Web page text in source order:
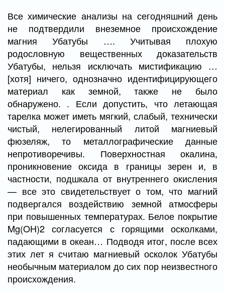
Все химические анализы на сегодняшний день
не подтвердили внеземное происхождение
магния Убатубы …. Учитывая плохую
родословную вещественных доказательств
Убатубы, нельзя исключать мистификацию …
[хотя] ничего, однозначно идентифицирующего
материал как земной, также не было
обнаружено. . Если допустить, что летающая
тарелка может иметь мягкий, слабый, технически
чистый, нелегированный литой магниевый
фюзеляж, то металлографические данные
непротиворечивы. Поверхностная окалина,
проникновение оксида в границы зерен и, в
частности, подшкала от внутреннего окисления
— все это свидетельствует о том, что магний
подвергался воздействию земной атмосферы
при повышенных температурах. Белое покрытие
Mg(OH)2 согласуется с горящими осколками,
падающими в океан… Подводя итог, после всех
этих лет я считаю магниевый осколок Убатубы
необычным материалом до сих пор неизвестного
происхождения.